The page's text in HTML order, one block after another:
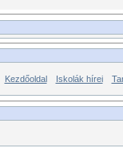
Kezdőoldal Iskolák hírei